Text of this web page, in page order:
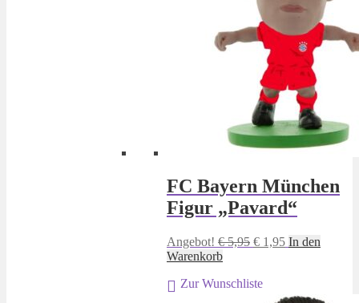
FC Bayern München
Figur „Pavard“
Angebot! €5,95 Ursprünglicher
€ 5,95
€ 1,95Aktueller
In den
Warenkorb
Zur Wunschliste